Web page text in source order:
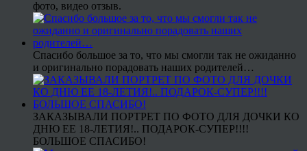
фото, видео отзыв.
Спасибо большое за то, что мы смогли так не ожиданно
и оригинально порадовать наших родителей…
ЗАКАЗЫВАЛИ ПОРТРЕТ ПО ФОТО ДЛЯ ДОЧКИ КО
ДНЮ ЕЕ 18-ЛЕТИЯ!.. ПОДАРОК-СУПЕР!!!!
БОЛЬШОЕ СПАСИБО!